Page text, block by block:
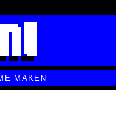
MAKEN